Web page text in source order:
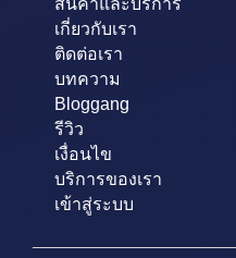
สินค้าและบริการ
เกี่ยวกับเรา
ติดต่อเรา
บทความ
Bloggang
รีวิว
เงื่อนไข
บริการของเรา
เข้าสู่ระบบ